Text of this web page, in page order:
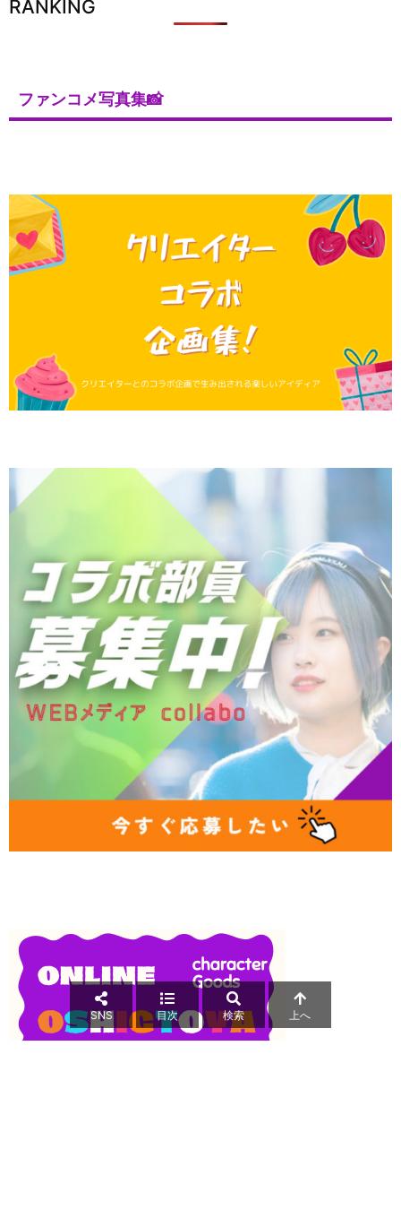
RANKING
ファンコメ写真集📸
SNS 目次 検索 上へ